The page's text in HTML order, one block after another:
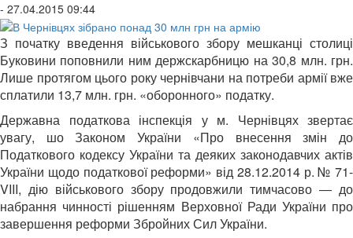
- 27.04.2015 09:44
З початку введення військового збору мешканці столиці
Буковини поповнили ним держскарбницю на 30,8 млн. грн.
Лише протягом цього року чернівчани на потреби армії вже
сплатили 13,7 млн. грн. «оборонного» податку.
Державна податкова інспекція у м. Чернівцях звертає
увагу, шо Законом України «Про внесення змін до
Податкового кодексу України та деяких законодавчих актів
України щодо податкової реформи» від 28.12.2014 р. № 71-
VIII, дію військового збору продовжили тимчасово ― до
набрання чинності рішенням Верховної Ради України про
завершення реформи Збройних Сил України.